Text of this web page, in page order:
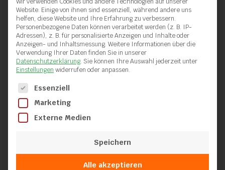
Website. Einige von ihnen sind essenziell, während andere uns
helfen, diese Website und Ihre Erfahrung zu verbessern.
Personenbezogene Daten können verarbeitet werden (z. B. IP-
Adressen), z. B. für personalisierte Anzeigen und Inhalte oder
Anzeigen- und Inhaltsmessung. Weitere Informationen über die
Verwendung Ihrer Daten finden Sie in unserer
Datenschutzerklärung. Sie können Ihre Auswahl jederzeit unter
Einstellungen widerrufen oder anpassen.
Es folgt eine Liste der Service-Gruppen, für die eine
Essenziell
Marketing
Externe Medien
Speichern
Alle akzeptieren